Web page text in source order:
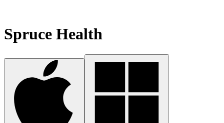
Spruce Health